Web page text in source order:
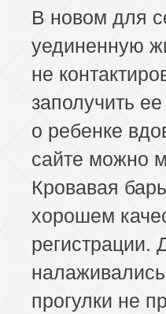
В новом для
уединенную
не
заполучить
о ребенке
сайте можно
Кровавая
хорошем
регистрации.
прогулки не